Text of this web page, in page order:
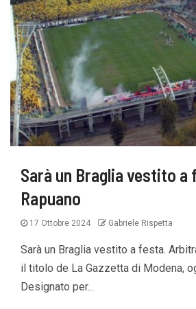
Sarà un Braglia vestito
Rapuano
17 Ottobre 2024 Gabriele Rispetta
Sarà un Braglia vestito a festa.
il titolo de La Gazzetta di Modena,
Designato per...